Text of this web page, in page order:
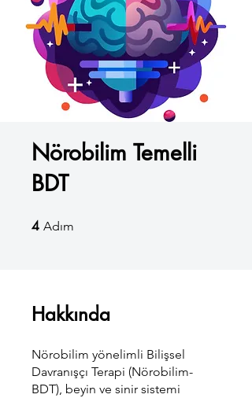
Nörobilim Temelli
BDT
4 Adım
Hakkında
Nörobilim yönelimli Bilişsel
Davranışçı Terapi (Nörobilim-
BDT), beyin ve sinir sistemi